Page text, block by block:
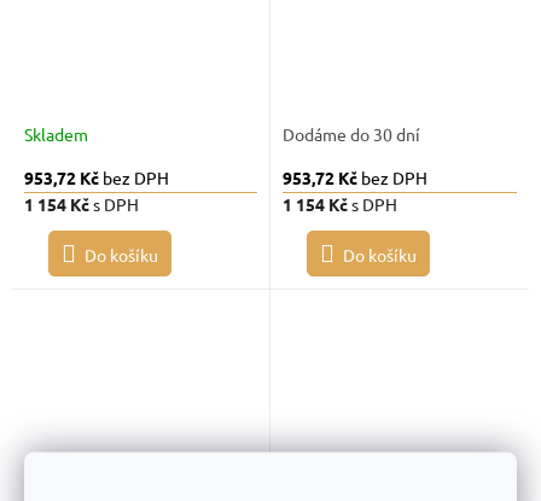
Skladem
953,72 Kč bez DPH
1 154 Kčs DPH
Do košíku
Dodáme do 30 dní
953,72 Kč bez DPH
1 154 Kčs DPH
Do košíku